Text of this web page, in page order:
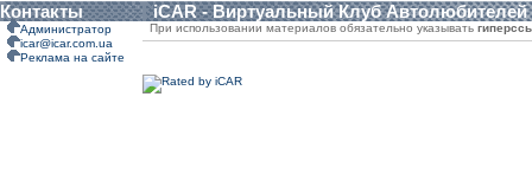
Контакты iCAR - Виртуальный Клуб Автолюбителей
Администратор
icar@icar.com.ua
Реклама на сайте
При использовании материалов обязательно указывать